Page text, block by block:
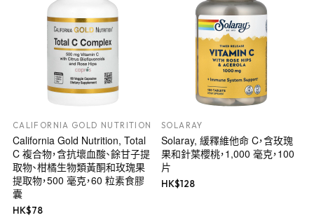
CALIFORNIA GOLD NUTRITION
California Gold Nutrition, Total
C 複合物，含抗壞血酸、餘甘子提
取物、柑橘生物類黃酮和玫瑰果
提取物，500 毫克，60 粒素食膠
囊
HK$78
SOLARAY
Solaray, 緩釋維他命 C，含玫瑰
果和針葉櫻桃，1,000 毫克，100
片
HK$128